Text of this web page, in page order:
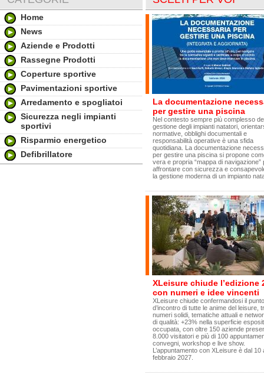
Home
News
Aziende e Prodotti
Rassegne Prodotti
Coperture sportive
Pavimentazioni sportive
Arredamento e spogliatoi
Sicurezza negli impianti
sportivi
Risparmio energetico
Defibrillatore
La documentazione
per gestire una piscina
Nel contesto sempre più complesso
gestione degli impianti natatori,
normative, obblighi documentali e
responsabilità operative è una sfida
quotidiana. La documentazione
per gestire una piscina si propone
vera e propria “mappa di navigazione”
affrontare con sicurezza e
la gestione moderna di un impianto
XLeisure chiude l’edizione
con numeri e idee vincenti
XLeisure chiude confermandosi il punto
d’incontro di tutte le anime del leisure,
numeri solidi, tematiche attuali e
di qualità: +23% nella superficie
occupata, con oltre 150 aziende
8.000 visitatori e più di 100
convegni, workshop e live show.
L’appuntamento con XLeisure è dal 10
febbraio 2027.